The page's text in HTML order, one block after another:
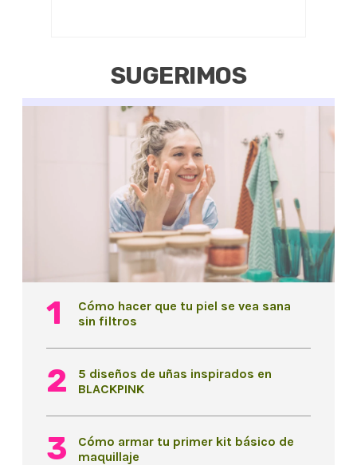
SUGERIMOS
Cómo hacer que tu piel se vea sana
sin filtros
5 diseños de uñas inspirados en
BLACKPINK
Cómo armar tu primer kit básico de
maquillaje